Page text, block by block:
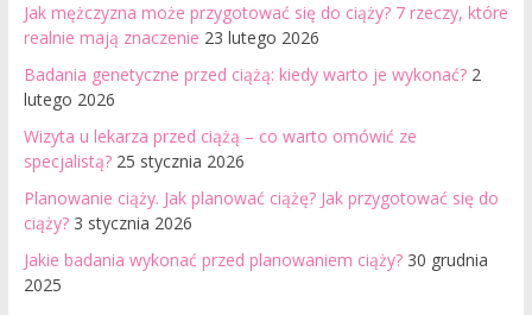
Jak mężczyzna może przygotować się do ciąży? 7 rzeczy, które
realnie mają znaczenie 23 lutego 2026
Badania genetyczne przed ciążą: kiedy warto je wykonać? 2
lutego 2026
Wizyta u lekarza przed ciążą – co warto omówić ze
specjalistą? 25 stycznia 2026
Planowanie ciąży. Jak planować ciążę? Jak przygotować się do
ciąży? 3 stycznia 2026
Jakie badania wykonać przed planowaniem ciąży? 30 grudnia
2025